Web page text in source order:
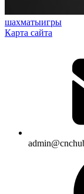
шахматыигры
Карта сайта